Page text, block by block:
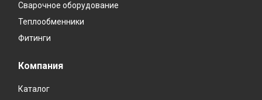
Сварочное оборудование
Теплообменники
Фитинги
Компания
Каталог